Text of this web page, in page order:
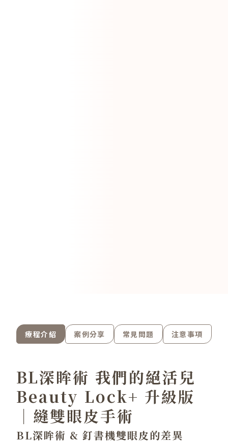
療程介紹 案例分享 常見問題 注意事項
BL深眸術 我們的絕活兒
Beauty Lock+ 升級版
│縫雙眼皮手術
BL深眸術 & 釘書機雙眼皮的差異